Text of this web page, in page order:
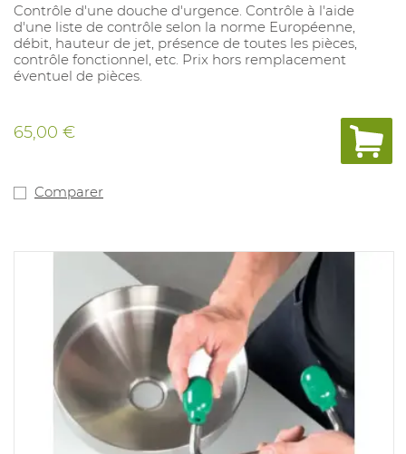
Contrôle d'une douche d'urgence. Contrôle à l'aide
d'une liste de contrôle selon la norme Européenne,
débit, hauteur de jet, présence de toutes les pièces,
contrôle fonctionnel, etc. Prix hors remplacement
éventuel de pièces.
65,00 €
Comparer